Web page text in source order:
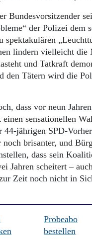
Bundesvorsitzender
der Polizei dem
spektakulären
lindern vielleicht
und Tatkraft
den Tätern wird die
dass vor neun
sensationellen
44-jährigen SPD-
brisanter, und
dass sein
Jahren scheitert –
Zeit noch nicht in
Probeabo
bestellen